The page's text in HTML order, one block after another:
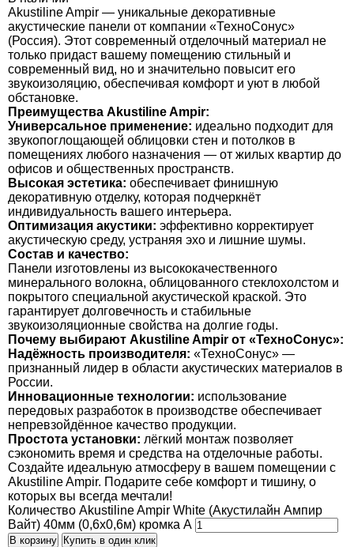
Akustiline Ampir — уникальные декоративные
акустические панели от компании «ТехноСонус»
(Россия). Этот современный отделочный материал не
только придаст вашему помещению стильный и
современный вид, но и значительно повысит его
звукоизоляцию, обеспечивая комфорт и уют в любой
обстановке.
Преимущества Akustiline Ampir:
Универсальное применение: идеально подходит для
звукопоглощающей облицовки стен и потолков в
помещениях любого назначения — от жилых квартир до
офисов и общественных пространств.
Высокая эстетика: обеспечивает финишную
декоративную отделку, которая подчеркнёт
индивидуальность вашего интерьера.
Оптимизация акустики: эффективно корректирует
акустическую среду, устраняя эхо и лишние шумы.
Состав и качество:
Панели изготовлены из высококачественного
минерального волокна, облицованного стеклохолстом и
покрытого специальной акустической краской. Это
гарантирует долговечность и стабильные
звукоизоляционные свойства на долгие годы.
Почему выбирают Akustiline Ampir от «ТехноСонус»:
Надёжность производителя: «ТехноСонус» —
признанный лидер в области акустических материалов в
России.
Инновационные технологии: использование
передовых разработок в производстве обеспечивает
непревзойдённое качество продукции.
Простота установки: лёгкий монтаж позволяет
сэкономить время и средства на отделочные работы.
Создайте идеальную атмосферу в вашем помещении с
Akustiline Ampir. Подарите себе комфорт и тишину, о
которых вы всегда мечтали!
Количество Akustiline Ampir White (Акустилайн Ампир
Вайт) 40мм (0,6x0,6м) кромка А
В корзину Купить в один клик